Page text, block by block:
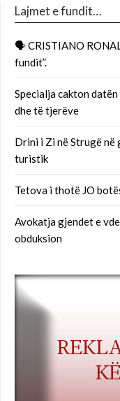
Lajmet e fundit…
🗣 CRISTIANO
fundit”.
Specialja cakton
dhe të tjerëve
Drini i Zi në Strugë në
turistik
Tetova i thotë JO
Avokatja gjendet e
obduksion